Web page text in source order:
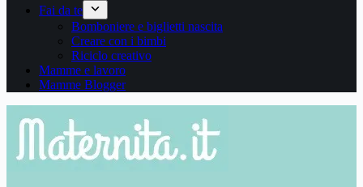
Fai da te
Bomboniere e biglietti nascita
Creare con i bimbi
Riciclo creativo
Mamme e lavoro
Mamme Blogger